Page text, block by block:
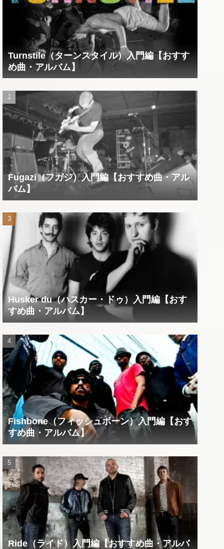
Turnstile（ターンスタイル）入門編【おすす
め曲・アルバム】
Fugazi（フガジ）入門編【おすすめ曲・アル
バム】
Husker du（ハスカー・ドゥ）入門編【おす
すめ曲・アルバム】
Fishbone（フィッシュボーン）入門編【おす
すめ曲・アルバム】
Ride（ライド）入門編【おすすめ曲・アルバ